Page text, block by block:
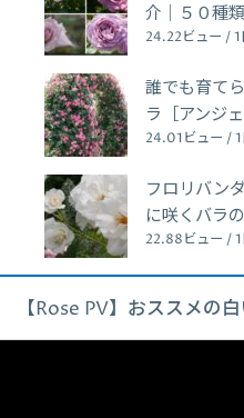
介｜５０種
24.22ビュー / 1
誰でも育て
ラ［アンジ
24.01ビュー / 1
フロリバン
に咲くバラ
22.88ビュー / 1
【Rose PV】おススメの